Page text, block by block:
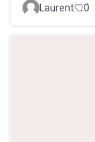
Laurent 0